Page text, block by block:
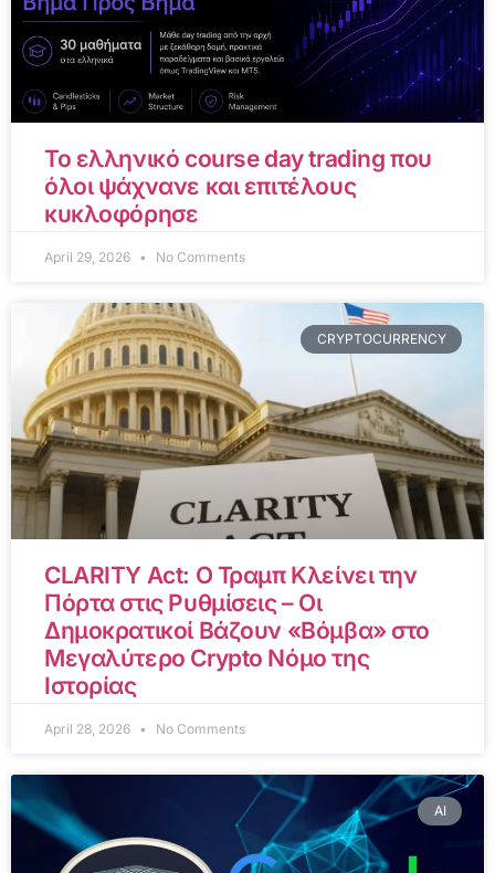
Το ελληνικό course day trading που
όλοι ψάχνανε και επιτέλους
κυκλοφόρησε
April 29, 2026 No Comments
CRYPTOCURRENCY
CLARITY Act: Ο Τραμπ Κλείνει την
Πόρτα στις Ρυθμίσεις – Οι
Δημοκρατικοί Βάζουν «Βόμβα» στο
Μεγαλύτερο Crypto Νόμο της
Ιστορίας
April 28, 2026 No Comments
AI